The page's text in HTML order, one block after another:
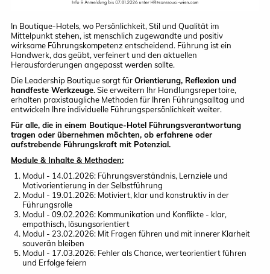
In Boutique-Hotels, wo Persönlichkeit, Stil und Qualität im
Mittelpunkt stehen, ist menschlich zugewandte und positiv
wirksame Führungskompetenzentscheidend. Führung ist ein
Handwerk, das geübt, verfeinert und den aktuellen
Herausforderungen angepasst werden sollte.
Die Leadership Boutique sorgt fürOrientierung, Reflexion und
handfeste Werkzeuge. Sie erweitern Ihr Handlungsrepertoire,
erhalten praxistaugliche Methoden für Ihren Führungsalltag und
entwickeln Ihre individuelle Führungspersönlichkeit weiter.
Für alle, die in einem Boutique-Hotel Führungsverantwortung
tragen oder übernehmen möchten, ob erfahrene oder
aufstrebende Führungskraft mit Potenzial.
Module & Inhalte & Methoden:
Modul - 14.01.2026: Führungsverständnis, Lernziele und
Motivorientierung in der Selbstführung
Modul - 19.01.2026: Motiviert, klar und konstruktiv in der
Führungsrolle
Modul - 09.02.2026: Kommunikation und Konflikte - klar,
empathisch, lösungsorientiert
Modul - 23.02.2026: Mit Fragen führen und mit innerer Klarheit
souverän bleiben
Modul - 17.03.2026: Fehler als Chance, werteorientiert führen
und Erfolge feiern